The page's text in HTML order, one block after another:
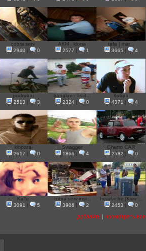
cobra serv
2940
0
AKM . kiona
2577
1
tafa | mar...
3665
4
podrubaj
2513
3
bangluv - Trait...
2324| 0
Кобра
4371
4
klopara
2617
0
Swagger
1866
4
Ghetto CAR
2582
0
KaTe
3091
5
cobra serv insi...
3906
2
headache [Kiev ...
2453
0
добавить посмотреть все